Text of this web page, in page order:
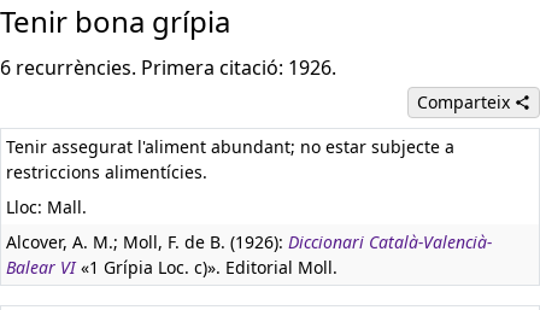
Tenir bona grípia
6 recurrències. Primera citació: 1926.
Comparteix
Tenir assegurat l'aliment abundant; no estar subjecte a
restriccions alimentícies.
Lloc: Mall.
Alcover, A. M.; Moll, F. de B. (1926): Diccionari Català-Valencià-
Balear VI«1 Grípia Loc. c)». Editorial Moll.